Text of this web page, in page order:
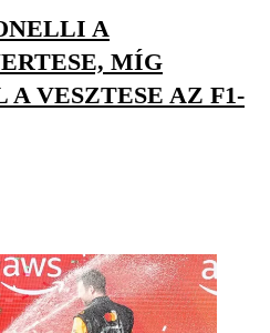
A
MÍG
A VESZTESE AZ F1-